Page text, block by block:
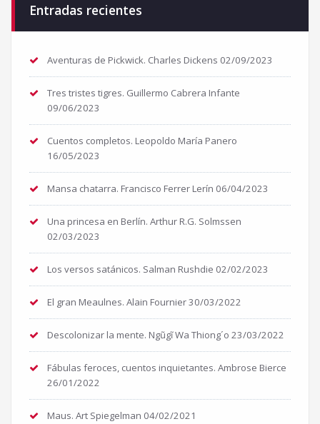
Entradas recientes
Aventuras de Pickwick. Charles Dickens 02/09/2023
Tres tristes tigres. Guillermo Cabrera Infante
09/06/2023
Cuentos completos. Leopoldo María Panero
16/05/2023
Mansa chatarra. Francisco Ferrer Lerín 06/04/2023
Una princesa en Berlín. Arthur R.G. Solmssen
02/03/2023
Los versos satánicos. Salman Rushdie 02/02/2023
El gran Meaulnes. Alain Fournier30/03/2022
Descolonizar la mente. Ngũgĩ Wa Thiong´o 23/03/2022
Fábulas feroces, cuentos inquietantes. Ambrose Bierce
26/01/2022
Maus. Art Spiegelman 04/02/2021